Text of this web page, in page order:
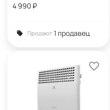
4 990 ₽
Продают:1 продавец